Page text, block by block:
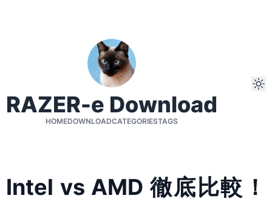
RAZER-e Download
HOMEDOWNLOADCATEGORIESTAGS
Intel vs AMD 徹底比較！